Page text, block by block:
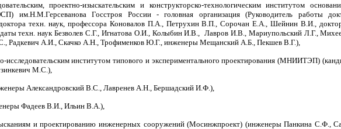
проектно-изыскательским и конструкторско-технологическим институтом
им.Н.М.Герсеванова Госстроя России - головная организация (Руководитель работы
техн. наук, профессора Коновалов П.А., Петрухин В.П., Сорочан Е.А., Шейнин В.И.,
техн. наук Безволев С.Г., Игнатова О.И., Колыбин И.В., Лавров И.В., Мариупольский Л.Г.,
Радкевич А.И., Скачко А.Н., Трофименков Ю.Г., инженеры Мещанский А.Б., Пекшев В.Г.),
исследовательским институтом типового и экспериментального проектирования (МНИИТЭП)
М.С.),
Александровский В.С., Лавренев А.Н., Бершадский И.Ф.),
Фадеев В.И., Ильин В.А.),
и проектированию инженерных сооружений (Мосинжпроект) (инженеры Панкина С.Ф.,